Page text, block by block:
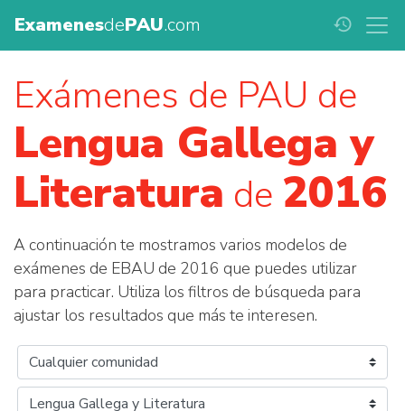
ExamenesdePAU.com history
Exámenes de PAU de
Lengua Gallega y
Literatura de 2016
A continuación te mostramos varios modelos de
exámenes de EBAU de 2016 que puedes utilizar
para practicar. Utiliza los filtros de búsqueda para
ajustar los resultados que más te interesen.